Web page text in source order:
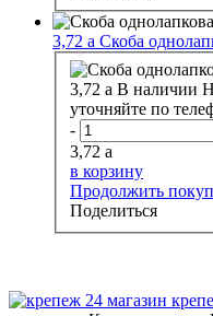
3,72 a Скоба
3,72 a В наличии
уточняйте по
-
3,72 a
в корзину
Продолжить
Поделиться